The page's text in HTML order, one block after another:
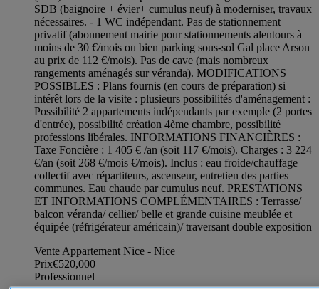
SDB (baignoire + évier+ cumulus neuf) à moderniser, travaux
nécessaires. - 1 WC indépendant. Pas de stationnement
privatif (abonnement mairie pour stationnements alentours à
moins de 30 €/mois ou bien parking sous-sol Gal place Arson
au prix de 112 €/mois). Pas de cave (mais nombreux
rangements aménagés sur véranda). MODIFICATIONS
POSSIBLES : Plans fournis (en cours de préparation) si
intérêt lors de la visite : plusieurs possibilités d'aménagement :
Possibilité 2 appartements indépendants par exemple (2 portes
d'entrée), possibilité création 4ème chambre, possibilité
professions libérales. INFORMATIONS FINANCIÈRES :
Taxe Foncière : 1 405 € /an (soit 117 €/mois). Charges : 3 224
€/an (soit 268 €/mois €/mois). Inclus : eau froide/chauffage
collectif avec répartiteurs, ascenseur, entretien des parties
communes. Eau chaude par cumulus neuf. PRESTATIONS
ET INFORMATIONS COMPLÉMENTAIRES : Terrasse/
balcon véranda/ cellier/ belle et grande cuisine meublée et
équipée (réfrigérateur américain)/ traversant double exposition
Vente Appartement Nice - Nice
Prix€520,000
Professionnel